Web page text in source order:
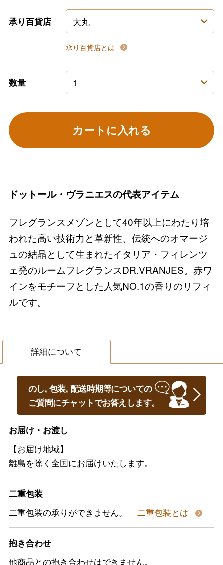
承り百貨店
承り百貨店とは
数量
カートに入れる
ドットール・ヴラニエスの代表アイテム
フレグランスメゾンとして40年以上にわたり培
われた高い技術力と革新性、伝統へのオマージ
ュの結晶として生まれたイタリア・フィレンツ
ェ発のルームフレグランスDR.VRANJES。赤ワ
インをモチーフとした人気NO.1の香りのリフィ
ルです。
詳細について
のし, 包装, 配送時期等についての
ご質問にチャットでお答えします。
お届け・お渡し
【お届け地域】
離島を除く全国にお届けいたします。
二重包装
二重包装の承りができません。
二重包装とは
抱き合わせ
他商品との抱き合わせはできません。